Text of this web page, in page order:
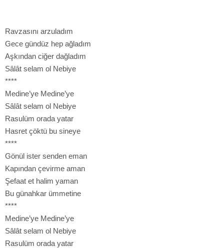
Ravzasını arzuladım
Gece gündüz hep ağladım
Aşkından ciğer dağladım
Sâlât selam ol Nebiye
****
Medine’ye Medine’ye
Sâlât selam ol Nebiye
Rasulüm orada yatar
Hasret çöktü bu sineye
****
Gönül ister senden eman
Kapından çevirme aman
Şefaat et halim yaman
Bu günahkar ümmetine
****
Medine’ye Medine’ye
Sâlât selam ol Nebiye
Rasulüm orada yatar